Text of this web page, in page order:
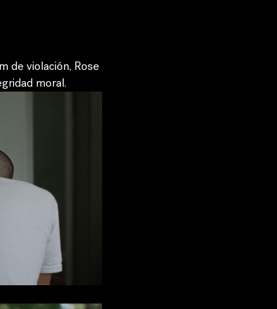
de violación, Rose
moral.